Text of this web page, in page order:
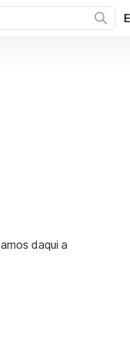
daqui a